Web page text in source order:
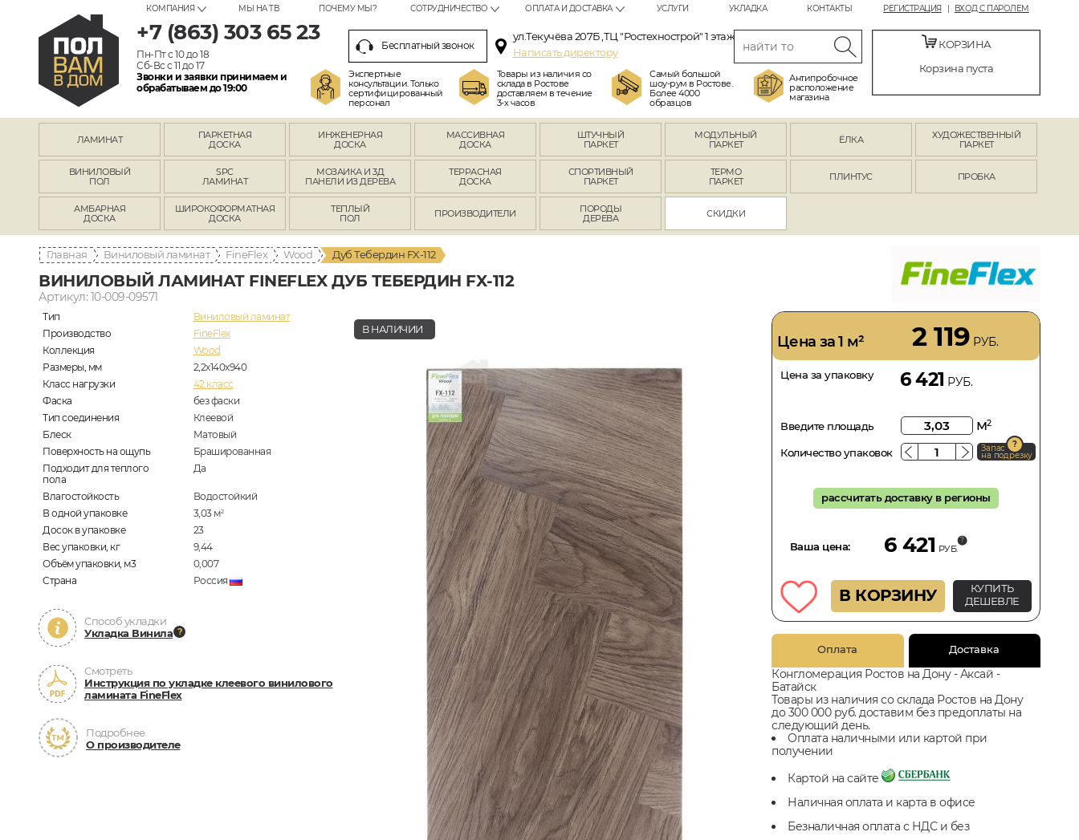
РЕГИСТРАЦИЯ ВХОД С ПАРОЛЕМ
КОМПАНИЯ МЫ НА ТВ ПОЧЕМУ МЫ? СОТРУДНИЧЕСТВО ОПЛАТА И ДОСТАВКА УСЛУГИ УКЛАДКА КОНТАКТЫ
+7 (863) 303 65 23
Пн-Пт с 10 до 18
Сб-Вс с 11 до 17
Звонки и заявки принимаем и
обрабатываем до 19:00
Бесплатный звонок
ул.Текучёва 207Б ,ТЦ "Ростехнострой" 1 этаж
Написать директору
Экспертные
консультации. Только
сертифицированный
персонал
Товары из наличия со
склада в Ростове
доставляем в течение
3-х часов
Самый большой
шоу-рум в Ростове.
Более 4000
образцов
Антипробочное
расположение
магазина
КОРЗИНА
Корзина пуста
ЛАМИНАТ
ПАРКЕТНАЯ
ДОСКА
ИНЖЕНЕРНАЯ
ДОСКА
МАССИВНАЯ
ДОСКА
ШТУЧНЫЙ
ПАРКЕТ
МОДУЛЬНЫЙ
ПАРКЕТ
ЁЛКА
ХУДОЖЕСТВЕННЫЙ
ПАРКЕТ
ВИНИЛОВЫЙ
ПОЛ
SPC
ЛАМИНАТ
МОЗАИКА И 3Д
ПАНЕЛИ ИЗ ДЕРЕВА
ТЕРРАСНАЯ
ДОСКА
СПОРТИВНЫЙ
ПАРКЕТ
ТЕРМО
ПАРКЕТ
ПЛИНТУС ПРОБКА
АМБАРНАЯ
ДОСКА
ШИРОКОФОРМАТНАЯ
ДОСКА
ТЕПЛЫЙ
ПОЛ
ПРОИЗВОДИТЕЛИ
ПОРОДЫ
ДЕРЕВА
СКИДКИ
Главная Виниловый ламинат FineFlex Wood Дуб Тебердин FX-112
ВИНИЛОВЫЙ ЛАМИНАТ FINEFLEX ДУБ ТЕБЕРДИН FX-112
Артикул: 10-009-09571
Тип
Виниловый ламинат
Производство
FineFlex
Коллекция
Wood
Размеры, мм
2,2х140х940
Класс нагрузки
42 класс
Фаска
без фаски
Тип соединения
Клеевой
Блеск
Матовый
Поверхность на ощупь
Брашированная
Подходит для теплого
пола
Да
Влагостойкость
Водостойкий
В одной упаковке
3,03 м2
Досок в упаковке
23
Вес упаковки, кг
9,44
Объём упаковки, м3
0,007
Страна
Россия
Способ укладки
Укладка Винила
Смотреть
Инструкция по укладке клеевого винилового
ламината FineFlex
Подробнее
О производителе
В НАЛИЧИИ
Цена за 1 м² 2 119 РУБ.
Цена за упаковку 6 421 РУБ.
Введите площадь м2
Количество упаковок Запас
на подрезку
рассчитать доставку в регионы
Ваша цена: 6 421 РУБ.
В КОРЗИНУ
КУПИТЬ
ДЕШЕВЛЕ
Оплата Доставка
Конгломерация Ростов на Дону - Аксай -
Батайск
Товары из наличия со склада Ростов на Дону
до 300 000 руб. доставим без предоплаты на
следующий день.
Оплата наличными или картой при
получении
Картой на сайте
Наличная оплата и карта в офисе
Безналичная оплата с НДС и без